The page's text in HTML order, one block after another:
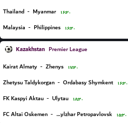
Thailand - Myanmar ۱۶:۳۰
Malaysia - Philippines ۱۶:۳۰
Kazakhstan Premier League
Kairat Almaty - Zhenys ۱۷:۳۰
Zhetysu Taldykorgan - Ordabasy Shymkent ۱۶:۳۰
FK Kaspyi Aktau - Ulytau ۱۸:۳۰
FC Altai Oskemen - FK Kyzylzhar Petropavlovsk ۱۵:۳۰